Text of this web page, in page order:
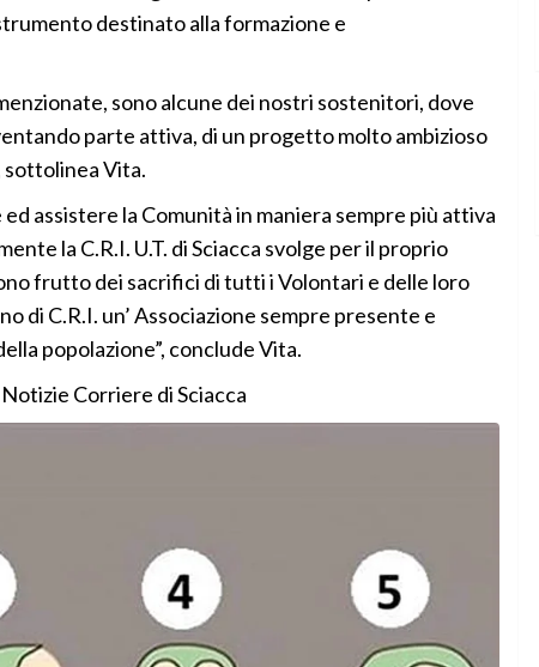
destinato alla formazione e
sono alcune dei nostri sostenitori, dove
parte attiva, di un progetto molto ambizioso
sottolinea Vita.
assistere la Comunità in maniera sempre più attiva
la C.R.I. U.T. di Sciacca svolge per il proprio
frutto dei sacrifici di tutti i Volontari e delle loro
di C.R.I. un’ Associazione sempre presente e
popolazione”, conclude Vita.